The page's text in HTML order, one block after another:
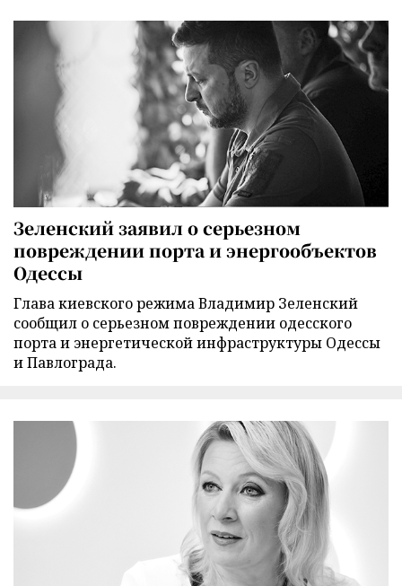
Зеленский заявил о серьезном
повреждении порта и энергообъектов
Одессы
Глава киевского режима Владимир Зеленский
сообщил о серьезном повреждении одесского
порта и энергетической инфраструктуры Одессы
и Павлограда.